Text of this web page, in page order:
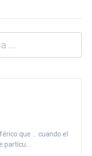
que ... cuando el